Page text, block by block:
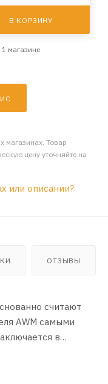
В КОРЗИНУ
магазине
магазинах. Товар
цену уточняйте на
или описании?
ОТЗЫВЫ
считают
AWM самыми
в